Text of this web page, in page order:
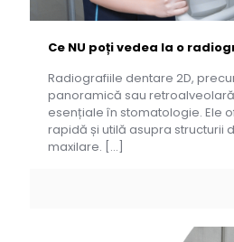
Ce NU poți vedea la o
Radiografiile dentare 2D,
panoramică sau
esențiale în stomatologie. Ele
rapidă și utilă asupra structurii
maxilare. […]